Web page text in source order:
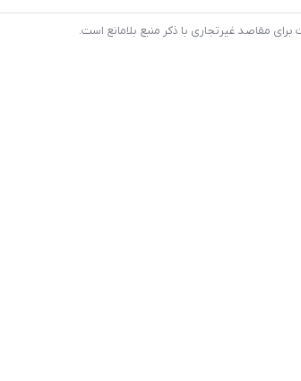
مقاصد غیرتجاری با ذکر منبع بلامانع است.